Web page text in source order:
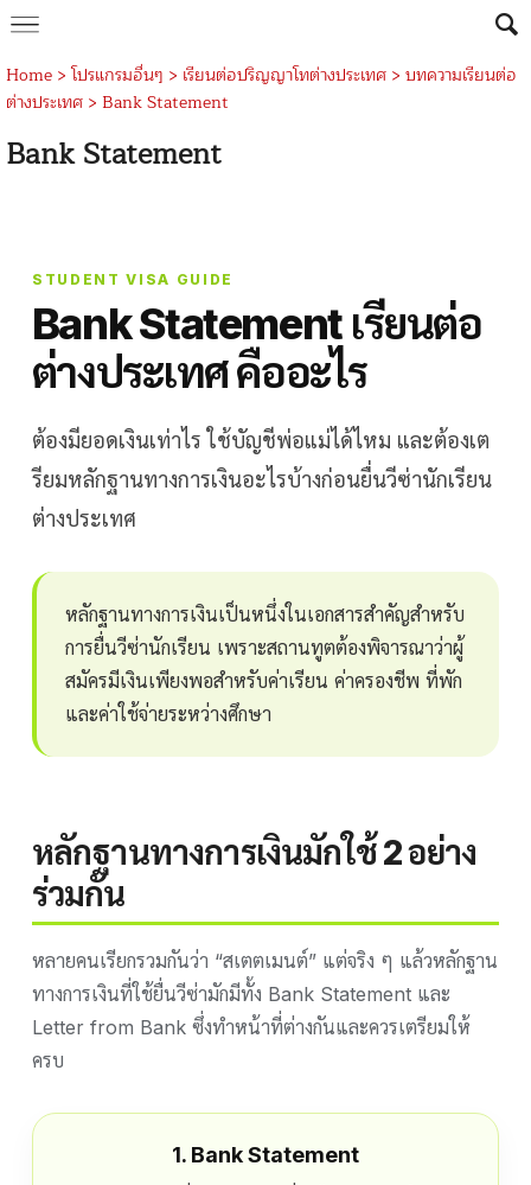
Home> โปรแกรมอื่นๆ > เรียนต่อปริญญาโทต่างประเทศ> บทความเรียนต่อ
ต่างประเทศ> Bank Statement
Bank Statement
STUDENT VISA GUIDE
Bank Statement เรียนต่อ
ต่างประเทศ คืออะไร
ต้องมียอดเงินเท่าไร ใช้บัญชีพ่อแม่ได้ไหม และต้องเต
รียมหลักฐานทางการเงินอะไรบ้างก่อนยื่นวีซ่านักเรียน
ต่างประเทศ
หลักฐานทางการเงินเป็นหนึ่งในเอกสารสำคัญสำหรับ
การยื่นวีซ่านักเรียน เพราะสถานทูตต้องพิจารณาว่าผู้
สมัครมีเงินเพียงพอสำหรับค่าเรียน ค่าครองชีพ ที่พัก
และค่าใช้จ่ายระหว่างศึกษา
หลักฐานทางการเงินมักใช้ 2 อย่าง
ร่วมกัน
หลายคนเรียกรวมกันว่า “สเตตเมนต์” แต่จริง ๆ แล้วหลักฐาน
ทางการเงินที่ใช้ยื่นวีซ่ามักมีทั้ง Bank Statement และ
Letter from Bank ซึ่งทำหน้าที่ต่างกันและควรเตรียมให้
ครบ
1. Bank Statement